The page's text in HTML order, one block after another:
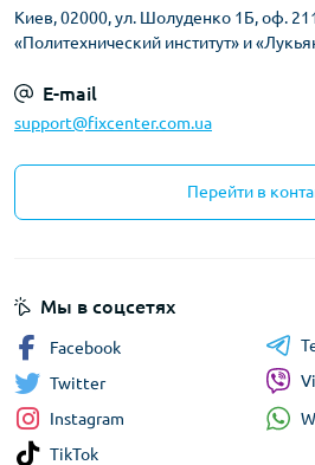
Киев, 02000, ул. Шолуденко 1Б, оф.
«Политехнический институт» и
E-mail
support@fixcenter.com.ua
Перейти в
Мы в соцсетях
Facebook
Twitter
Instagram
TikTok